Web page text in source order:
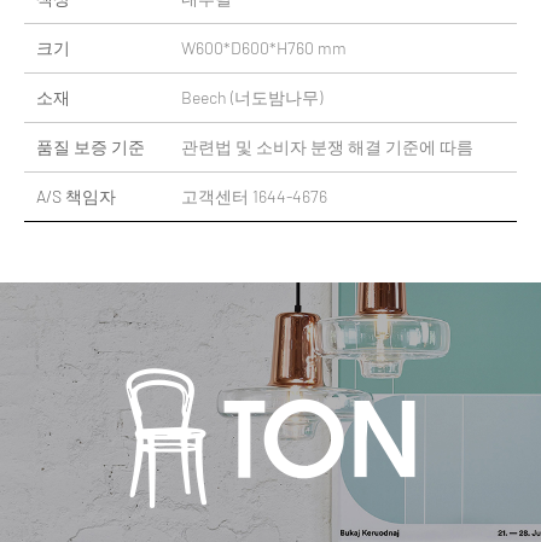
크기 W600*D600*H760 mm
소재 Beech (너도밤나무)
품질 보증 기준 관련법 및 소비자 분쟁 해결 기준에 따름
A/S 책임자 고객센터 1644-4676